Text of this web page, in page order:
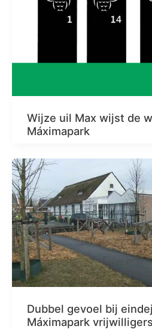
Wijze uil Max wijst de
Máximapark
Dubbel gevoel bij
Máximapark vrijwilligers